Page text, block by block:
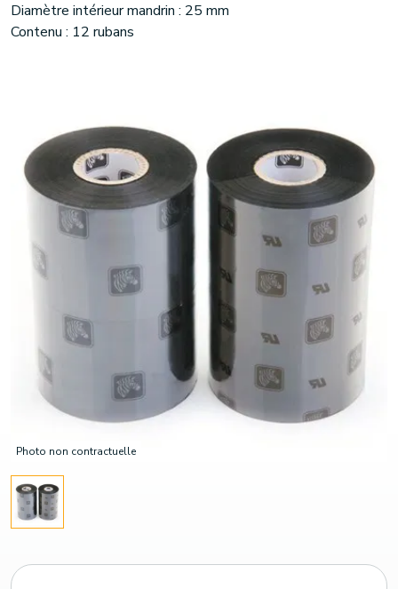
Photo non contractuelle
Diamètre intérieur mandrin : 25 mm
Contenu : 12 rubans